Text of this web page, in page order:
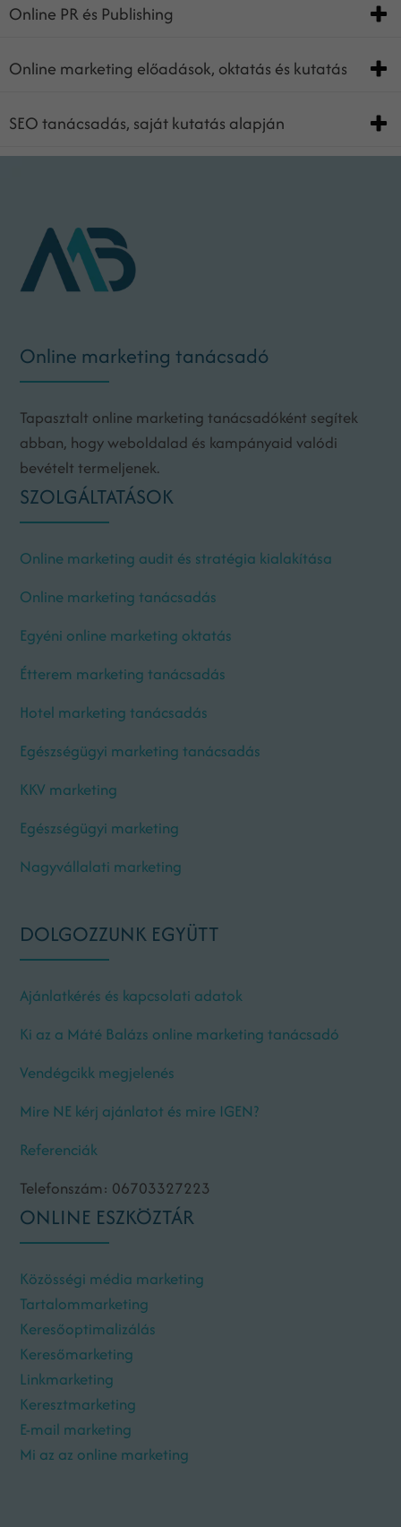
Online PR és Publishing
Online marketing előadások, oktatás és kutatás
SEO tanácsadás, saját kutatás alapján
Online marketing tanácsadó
Tapasztalt online marketing tanácsadóként segítek
abban, hogy weboldalad és kampányaid valódi
bevételt termeljenek.
SZOLGÁLTATÁSOK
Online marketing audit és stratégia kialakítása
Online marketing tanácsadás
Egyéni online marketing oktatás
Étterem marketing tanácsadás
Hotel marketing tanácsadás
Egészségügyi marketing tanácsadás
KKV marketing
Egészségügyi marketing
Nagyvállalati marketing
DOLGOZZUNK EGYÜTT
Ajánlatkérés és kapcsolati adatok
Ki az a Máté Balázs online marketing tanácsadó
Vendégcikk megjelenés
Mire NE kérj ajánlatot és mire IGEN?
Referenciák
Telefonszám: 06703327223
ONLINE ESZKÖZTÁR
Közösségi média marketing
Tartalommarketing
Keresőoptimalizálás
Keresőmarketing
Linkmarketing
Keresztmarketing
E-mail marketing
Mi az az online marketing